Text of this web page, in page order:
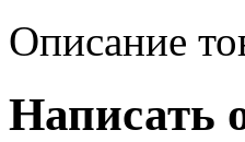
Описание
Написать